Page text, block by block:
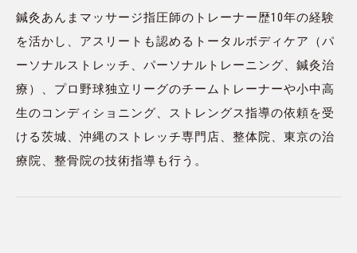
鍼灸あんまマッサージ指圧師のトレーナー歴10年の経験
を活かし、アスリートも認めるトータルボディケア（パ
ーソナルストレッチ、パーソナルトレーニング、鍼灸治
療）、プロ野球独立リーグのチームトレーナーや小中高
生のコンディショニング、ストレングス指導の依頼を受
ける茨城、沖縄のストレッチ専門店、整体院、東京の治
療院、整骨院の技術指導も行う。